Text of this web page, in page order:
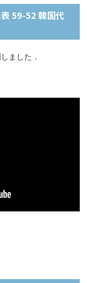
59-52 韓国代
ました．